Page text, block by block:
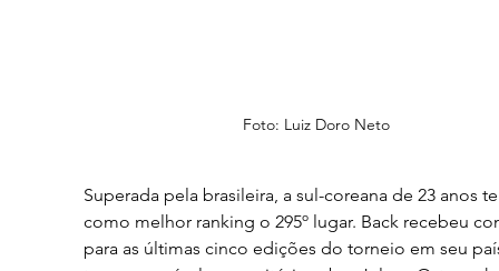
Foto: Luiz Doro Neto
Superada pela brasileira, a sul-coreana de 23 anos
como melhor ranking o 295º lugar. Back recebeu
para as últimas cinco edições do torneio em seu